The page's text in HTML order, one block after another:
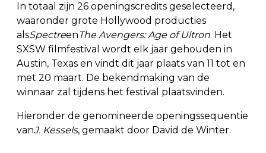
In totaal zijn 26 openingscredits geselecteerd,
waaronder grote Hollywood producties
alsSpectreenThe Avengers: Age of Ultron. Het
SXSW filmfestival wordt elk jaar gehouden in
Austin, Texas en vindt dit jaar plaats van 11 tot en
met 20 maart. De bekendmaking van de
winnaar zal tijdens het festival plaatsvinden.
Hieronder de genomineerde openingssequentie
vanJ. Kessels, gemaakt door David de Winter.